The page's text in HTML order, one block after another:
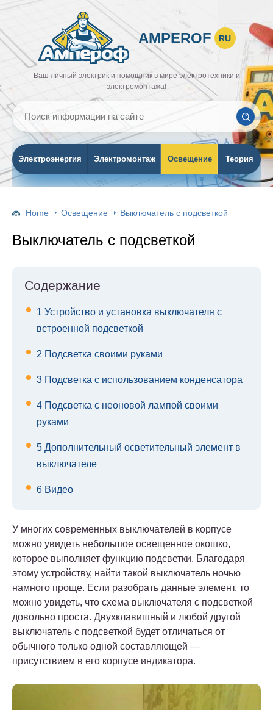
AMPEROF RU
Ваш личный электрик и помощник в мире электротехники и
электромонтажа!
Электроэнергия Электромонтаж Освещение Теория
Home Освещение Выключатель с подсветкой
Выключатель с подсветкой
Содержание
1 Устройство и установка выключателя с
встроенной подсветкой
2 Подсветка своими руками
3 Подсветка с использованием конденсатора
4 Подсветка с неоновой лампой своими
руками
5 Дополнительный осветительный элемент в
выключателе
6 Видео
У многих современных выключателей в корпусе
можно увидеть небольшое освещенное окошко,
которое выполняет функцию подсветки. Благодаря
этому устройству, найти такой выключатель ночью
намного проще. Если разобрать данные элемент, то
можно увидеть, что схема выключателя с подсветкой
довольно проста. Двухклавишный и любой другой
выключатель с подсветкой будет отличаться от
обычного только одной составляющей —
присутствием в его корпусе индикатора.